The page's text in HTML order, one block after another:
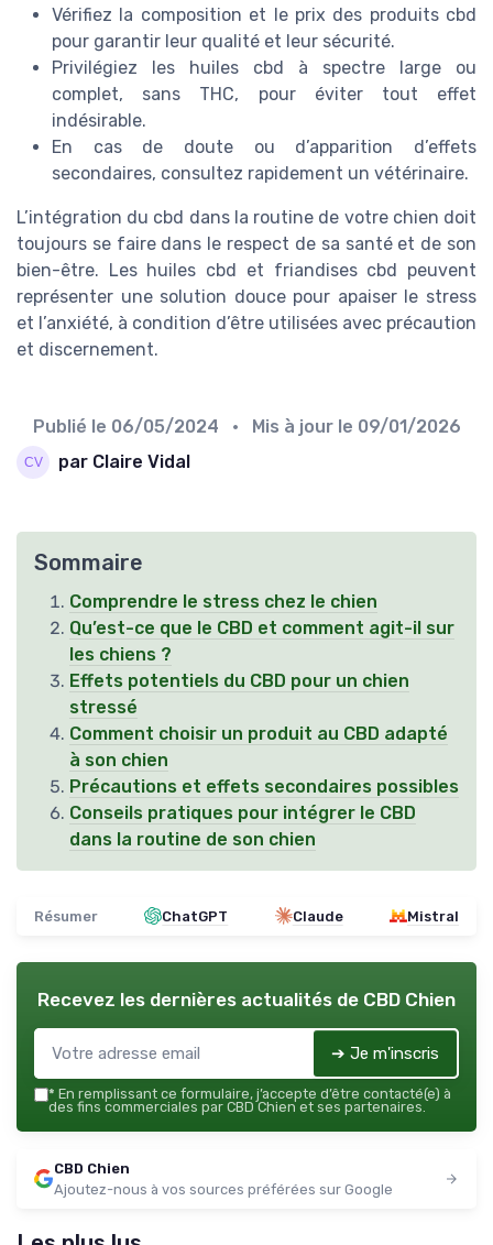
Vérifiez la composition et le prix des produits cbd
pour garantir leur qualité et leur sécurité.
Privilégiez les huiles cbd à spectre large ou
complet, sans THC, pour éviter tout effet
indésirable.
En cas de doute ou d’apparition d’effets
secondaires, consultez rapidement un vétérinaire.
L’intégration du cbd dans la routine de votre chien doit
toujours se faire dans le respect de sa santé et de son
bien-être. Les huiles cbd et friandises cbd peuvent
représenter une solution douce pour apaiser le stress
et l’anxiété, à condition d’être utilisées avec précaution
et discernement.
Publié le 06/05/2024 • Mis à jour le 09/01/2026
par Claire Vidal
Sommaire
Comprendre le stress chez le chien
Qu’est-ce que le CBD et comment agit-il sur
les chiens ?
Effets potentiels du CBD pour un chien
stressé
Comment choisir un produit au CBD adapté
à son chien
Précautions et effets secondaires possibles
Conseils pratiques pour intégrer le CBD
dans la routine de son chien
Résumer ChatGPT Claude Mistral
Recevez les dernières actualités de CBD Chien
➔ Je m'inscris
* En remplissant ce formulaire, j’accepte d’être contacté(e) à
des fins commerciales par CBD Chien et ses partenaires.
CBD Chien
Ajoutez-nous à vos sources préférées sur Google